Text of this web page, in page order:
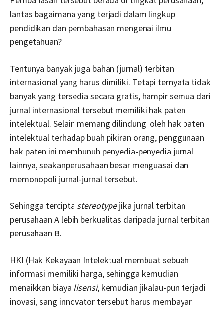
lantas bagaimana yang terjadi dalam lingkup
pendidikan dan pembahasan mengenai ilmu
pengetahuan?
Tentunya banyak juga bahan (jurnal) terbitan
internasional yang harus dimiliki. Tetapi ternyata tidak
banyak yang tersedia secara gratis, hampir semua dari
jurnal internasional tersebut memiliki hak paten
intelektual. Selain memang dilindungi oleh hak paten
intelektual terhadap buah pikiran orang, penggunaan
hak paten ini membunuh penyedia-penyedia jurnal
lainnya, seakanperusahaan besar menguasai dan
memonopoli jurnal-jurnal tersebut.
Sehingga tercipta stereotypejika jurnal terbitan
perusahaan A lebih berkualitas daripada jurnal terbitan
perusahaan B.
HKI (Hak Kekayaan Intelektual membuat sebuah
informasi memiliki harga, sehingga kemudian
menaikkan biaya lisensi, kemudian jikalau-pun terjadi
inovasi, sang innovator tersebut harus membayar